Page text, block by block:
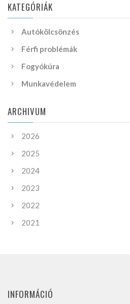
KATEGÓRIÁK
Autókölcsönzés
Férfi problémák
Fogyókúra
Munkavédelem
ARCHIVUM
2026
2025
2024
2023
2022
2021
INFORMÁCIÓ